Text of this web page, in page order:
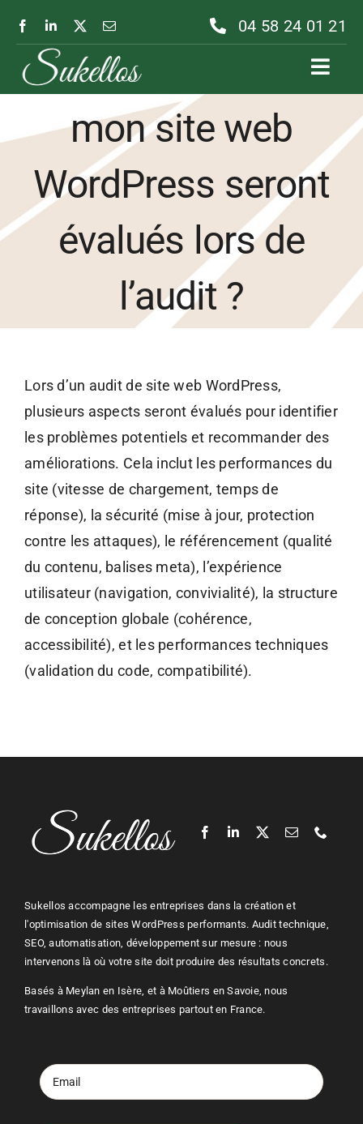
contenu
04 58 24 01 21
Quels aspects de
mon site web
WordPress seront
évalués lors de
l’audit ?
Lors d’un audit de site web WordPress,
plusieurs aspects seront évalués pour identifier
les problèmes potentiels et recommander des
améliorations. Cela inclut les performances du
site (vitesse de chargement, temps de
réponse), la sécurité (mise à jour, protection
contre les attaques), le référencement (qualité
du contenu, balises meta), l’expérience
utilisateur (navigation, convivialité), la structure
de conception globale (cohérence,
accessibilité), et les performances techniques
(validation du code, compatibilité).
Sukellos accompagne les entreprises dans la création et
l'optimisation de sites WordPress performants. Audit technique,
SEO, automatisation, développement sur mesure : nous
intervenons là où votre site doit produire des résultats concrets.
Basés à Meylan en Isère, et à Moûtiers en Savoie, nous
travaillons avec des entreprises partout en France.